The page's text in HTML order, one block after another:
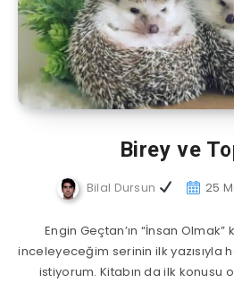
Birey ve
Bilal Dursun 25
Engin Geçtan’ın “İnsan
inceleyeceğim serinin ilk yazısıyla
istiyorum. Kitabın da ilk konusu